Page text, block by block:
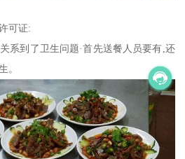
可证:
系到了卫生问题·首先送餐人员要有,还
。